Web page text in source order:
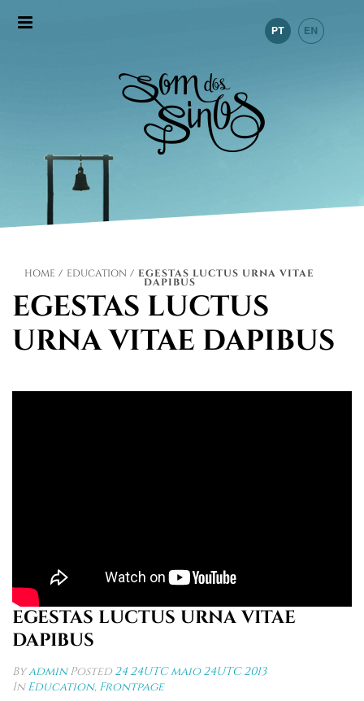
HOME / EDUCATION / EGESTAS LUCTUS URNA VITAE
DAPIBUS
EGESTAS LUCTUS
URNA VITAE DAPIBUS
EGESTAS LUCTUS URNA VITAE
DAPIBUS
Byadmin Posted 24 24UTC maio 24UTC 2013
InEducation, Frontpage